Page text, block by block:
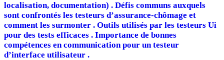
localisation, documentation) . Défis communs auxquels
sont confrontés les testeurs d’assurance-chômage et
comment les surmonter . Outils utilisés par les testeurs Ui
pour des tests efficaces . Importance de bonnes
compétences en communication pour un testeur
d’interface utilisateur .